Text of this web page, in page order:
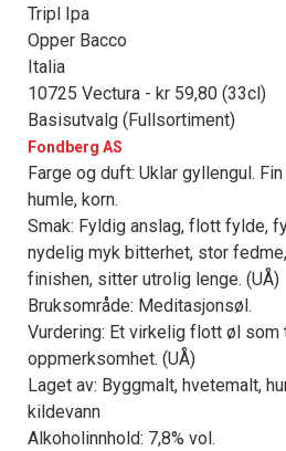
Tripl Ipa
Opper Bacco
Italia
10725 Vectura - kr 59,80 (33cl)
Basisutvalg (Fullsortiment)
Fondberg AS
Farge og duft: Uklar gyllengul.
humle, korn.
Smak: Fyldig anslag, flott fylde,
nydelig myk bitterhet, stor
finishen, sitter utrolig lenge. (UÅ)
Bruksområde: Meditasjonsøl.
Vurdering: Et virkelig flott øl som
oppmerksomhet. (UÅ)
Laget av: Byggmalt, hvetemalt,
kildevann
Alkoholinnhold: 7,8% vol.